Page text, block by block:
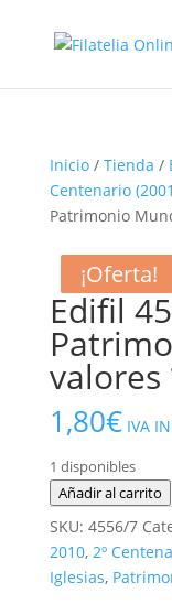
Inicio/ Tienda /
Centenario
Patrimonio
Edifil
1,80€ IVA
1 disponibles
Edifil
4556/7.
Serie
Patrimonio
Mundial.
Añadir al carrito
SKU: 4556/7
2010, 2º
Iglesias,
¡Oferta!
¡Oferta!
¡Oferta!